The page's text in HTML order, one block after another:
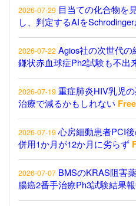
2026-07-29 目当ての化合物を
し、判定するAIを
2026-07-22 Agios社の次世代
鎌状赤血球症Ph2試験も不出
2026-07-19 重症肺炎HIV乳児
治療で減るかもしれない
2026-07-19 心房細動患者PCI
併用1か月が12か月に劣らず
2026-07-07 BMSのKRAS阻害
腸癌2番手治療Ph3試験結果